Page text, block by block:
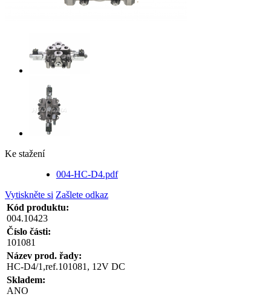
Ke stažení
004-HC-D4.pdf
Vytiskněte si Zašlete odkaz
Kód produktu:
004.10423
Číslo části:
101081
Název prod. řady:
HC-D4/1,ref.101081, 12V DC
Skladem:
ANO